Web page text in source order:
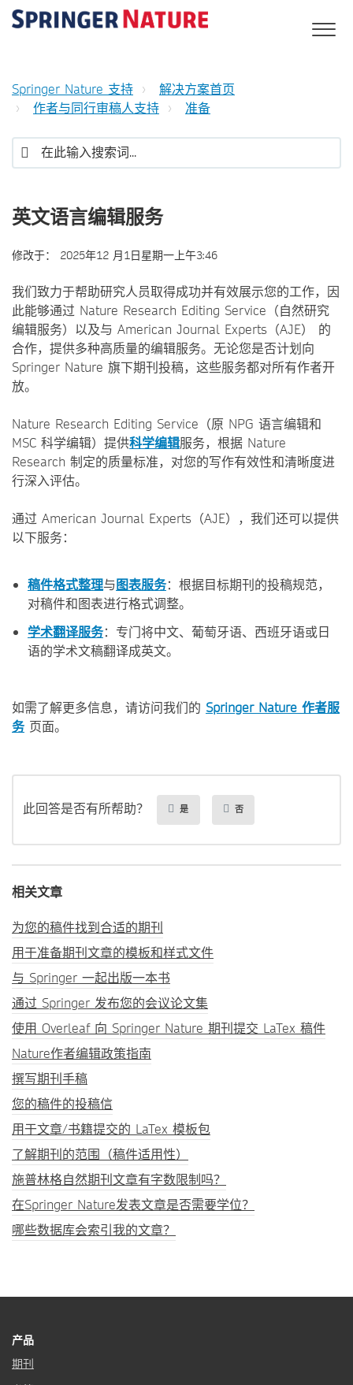
Springer Nature 支持
解决方案首页
作者与同行审稿人支持
准备
英文语言编辑服务
修改于： 2025年12 月1日星期一上午3:46
我们致力于帮助研究人员取得成功并有效展示您的工作，因
此能够通过 Nature Research Editing Service（自然研究
编辑服务）以及与 American Journal Experts（AJE） 的
合作，提供多种高质量的编辑服务。无论您是否计划向
Springer Nature 旗下期刊投稿，这些服务都对所有作者开
放。
Nature Research Editing Service（原 NPG 语言编辑和
MSC 科学编辑）提供科学编辑服务，根据 Nature
Research 制定的质量标准，对您的写作有效性和清晰度进
行深入评估。
通过 American Journal Experts（AJE），我们还可以提供
以下服务：
稿件格式整理与图表服务：根据目标期刊的投稿规范，
对稿件和图表进行格式调整。
学术翻译服务：专门将中文、葡萄牙语、西班牙语或日
语的学术文稿翻译成英文。
如需了解更多信息，请访问我们的 Springer Nature 作者服
务 页面。
此回答是否有所帮助？ 是 否
相关文章
为您的稿件找到合适的期刊
用于准备期刊文章的模板和样式文件
与 Springer 一起出版一本书
通过 Springer 发布您的会议论文集
使用 Overleaf 向 Springer Nature 期刊提交 LaTex 稿件
Nature作者编辑政策指南
撰写期刊手稿
您的稿件的投稿信
用于文章/书籍提交的 LaTex 模板包
了解期刊的范围（稿件适用性）
施普林格自然期刊文章有字数限制吗？
在Springer Nature发表文章是否需要学位？
哪些数据库会索引我的文章？
产品
期刊